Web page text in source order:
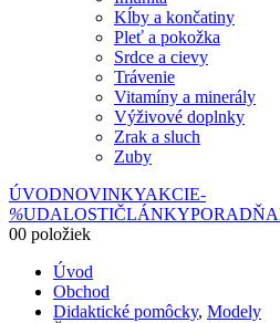
Kĺby a končatiny
Pleť a pokožka
Srdce a cievy
Trávenie
Vitamíny a minerály
Výživové doplnky
Zrak a sluch
Zuby
ÚVODNOVINKYAKCIE-
%UDALOSTIČLÁNKYPORADŇA
00 položiek
Úvod
Obchod
Didaktické pomôcky, Modely